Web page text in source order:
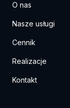
O nas
Nasze usługi
Cennik
Realizacje
Kontakt